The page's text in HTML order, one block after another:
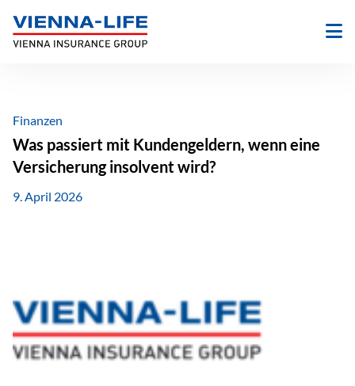
Inhalt
springen
Finanzen
Was passiert mit Kundengeldern, wenn eine
Versicherung insolvent wird?
9. April 2026